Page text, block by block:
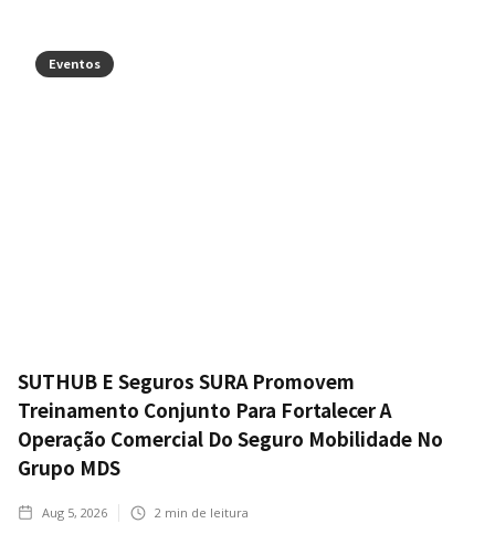
Eventos
SUTHUB E Seguros SURA Promovem
Treinamento Conjunto Para Fortalecer A
Operação Comercial Do Seguro Mobilidade No
Grupo MDS
Aug 5, 2026 2 min de leitura